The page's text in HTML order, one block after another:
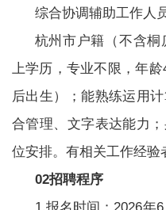
综合协调辅助工作人
杭州市户籍（不含
上学历，专业不限，年
后出生）；能熟练运用
合管理、文字表达能力
位安排。有相关工作经验
02招聘程序
1.报名时间：2026年